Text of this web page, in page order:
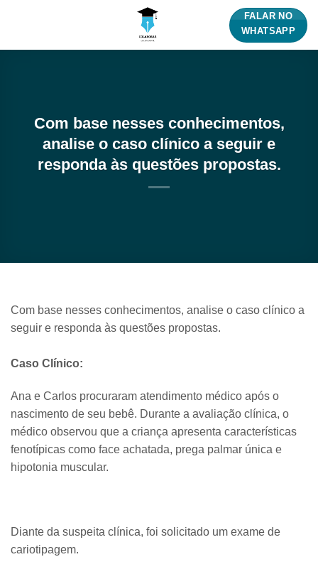
FALAR NO
WHATSAPP
Com base nesses conhecimentos,
analise o caso clínico a seguir e
responda às questões propostas.
Com base nesses conhecimentos, analise o caso clínico a
seguir e responda às questões propostas.
Caso Clínico:
Ana e Carlos procuraram atendimento médico após o
nascimento de seu bebê. Durante a avaliação clínica, o
médico observou que a criança apresenta características
fenotípicas como face achatada, prega palmar única e
hipotonia muscular.
Diante da suspeita clínica, foi solicitado um exame de
cariotipagem.